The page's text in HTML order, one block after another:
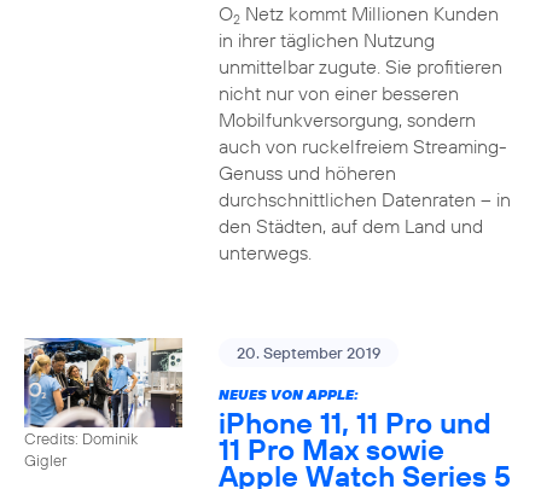
O2Netz kommt Millionen Kunden
in ihrer täglichen Nutzung
unmittelbar zugute. Sie profitieren
nicht nur von einer besseren
Mobilfunkversorgung, sondern
auch von ruckelfreiem Streaming-
Genuss und höheren
durchschnittlichen Datenraten – in
den Städten, auf dem Land und
unterwegs.
Credits: Dominik
Gigler
20. September 2019
NEUES VON APPLE:
iPhone 11, 11 Pro und
11 Pro Max sowie
Apple Watch Series 5